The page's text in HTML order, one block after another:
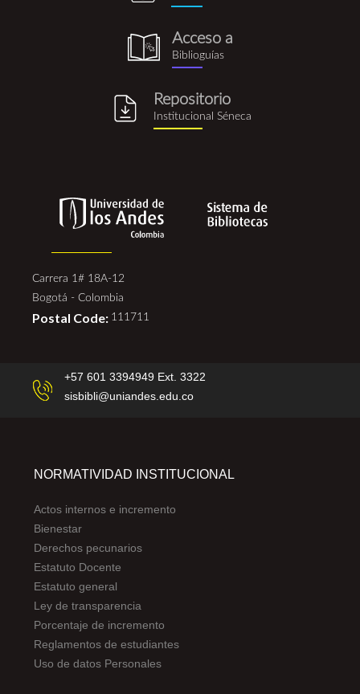
biblioguia.png
Acceso a
Biblioguías
Repositorio
Institucional Séneca
Carrera 1# 18A-12
Bogotá - Colombia
Postal Code: 111711
+57 601 3394949 Ext. 3322
sisbibli@uniandes.edu.co
NORMATIVIDAD INSTITUCIONAL
Actos internos e incremento
Bienestar
Derechos pecunarios
Estatuto Docente
Estatuto general
Ley de transparencia
Porcentaje de incremento
Reglamentos de estudiantes
Uso de datos Personales